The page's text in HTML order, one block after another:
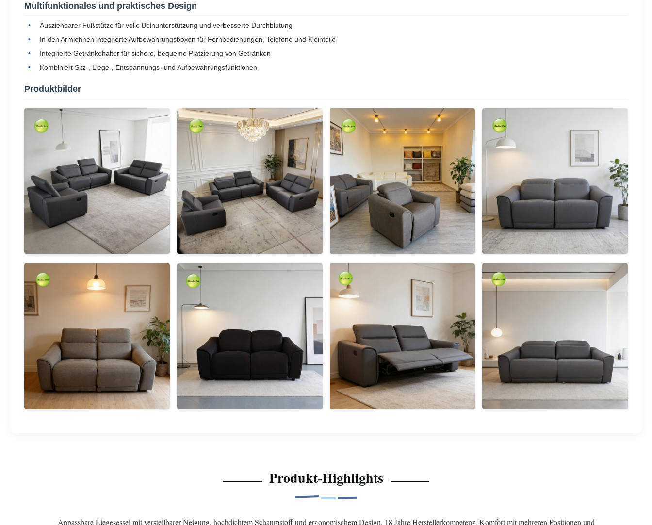
Multifunktionales und praktisches Design
Ausziehbarer Fußstütze für volle Beinunterstützung und verbesserte Durchblutung
In den Armlehnen integrierte Aufbewahrungsboxen für Fernbedienungen, Telefone und Kleinteile
Integrierte Getränkehalter für sichere, bequeme Platzierung von Getränken
Kombiniert Sitz-, Liege-, Entspannungs- und Aufbewahrungsfunktionen
Produktbilder
Produkt-Highlights
Anpassbare Liegesessel mit verstellbarer Neigung, hochdichtem Schaumstoff und ergonomischem Design. 18 Jahre Herstellerkompetenz, Komfort mit mehreren Positionen und